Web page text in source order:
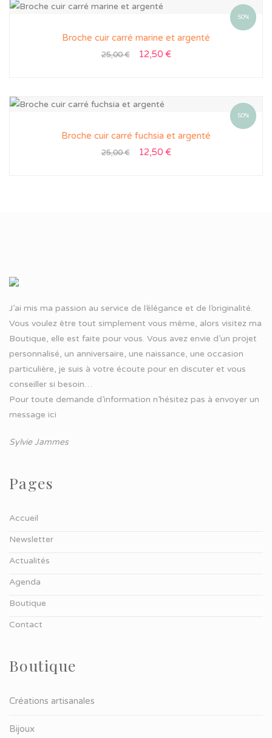
50%
Broche cuir carré marine et argenté
25,00€ 12,50 €
50%
Broche cuir carré fuchsia et argenté
25,00€ 12,50 €
J’ai mis ma passion au service de l’élégance et de l’originalité.
Vous voulez être tout simplement vous même, alors visitez ma
Boutique, elle est faite pour vous. Vous avez envie d’un projet
personnalisé, un anniversaire, une naissance, une occasion
particulière, je suis à votre écoute pour en discuter et vous
conseiller si besoin…
Pour toute demande d’information n’hésitez pas à envoyer un
message ici
Sylvie Jammes
Pages
Accueil
Newsletter
Actualités
Agenda
Boutique
Contact
Boutique
Créations artisanales
Bijoux